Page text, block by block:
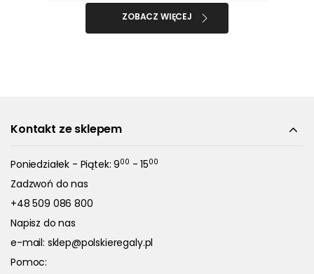
ZOBACZ WIĘCEJ
Kontakt ze sklepem
Poniedziałek - Piątek: 900 - 1500
Zadzwoń do nas
+48 509 086 800
Napisz do nas
e-mail: sklep@polskieregaly.pl
Pomoc: